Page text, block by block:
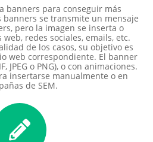
banners para conseguir más
banners se transmite un mensaje
pero la imagen se inserta o
redes sociales, emails, etc.
de los casos, su objetivo es
web correspondiente. El banner
JPEG o PNG), o con animaciones.
insertarse manualmente o en
de SEM.